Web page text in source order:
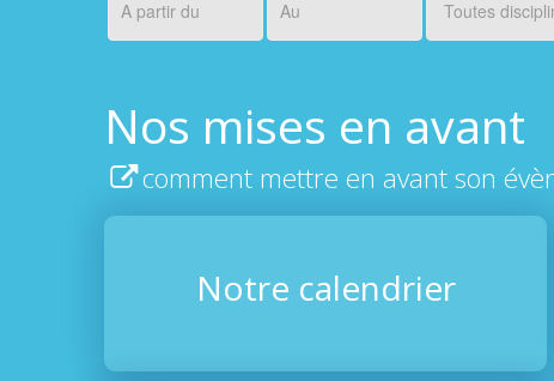
Nos mises en avant
comment mettre en avant son
Notre calendrier